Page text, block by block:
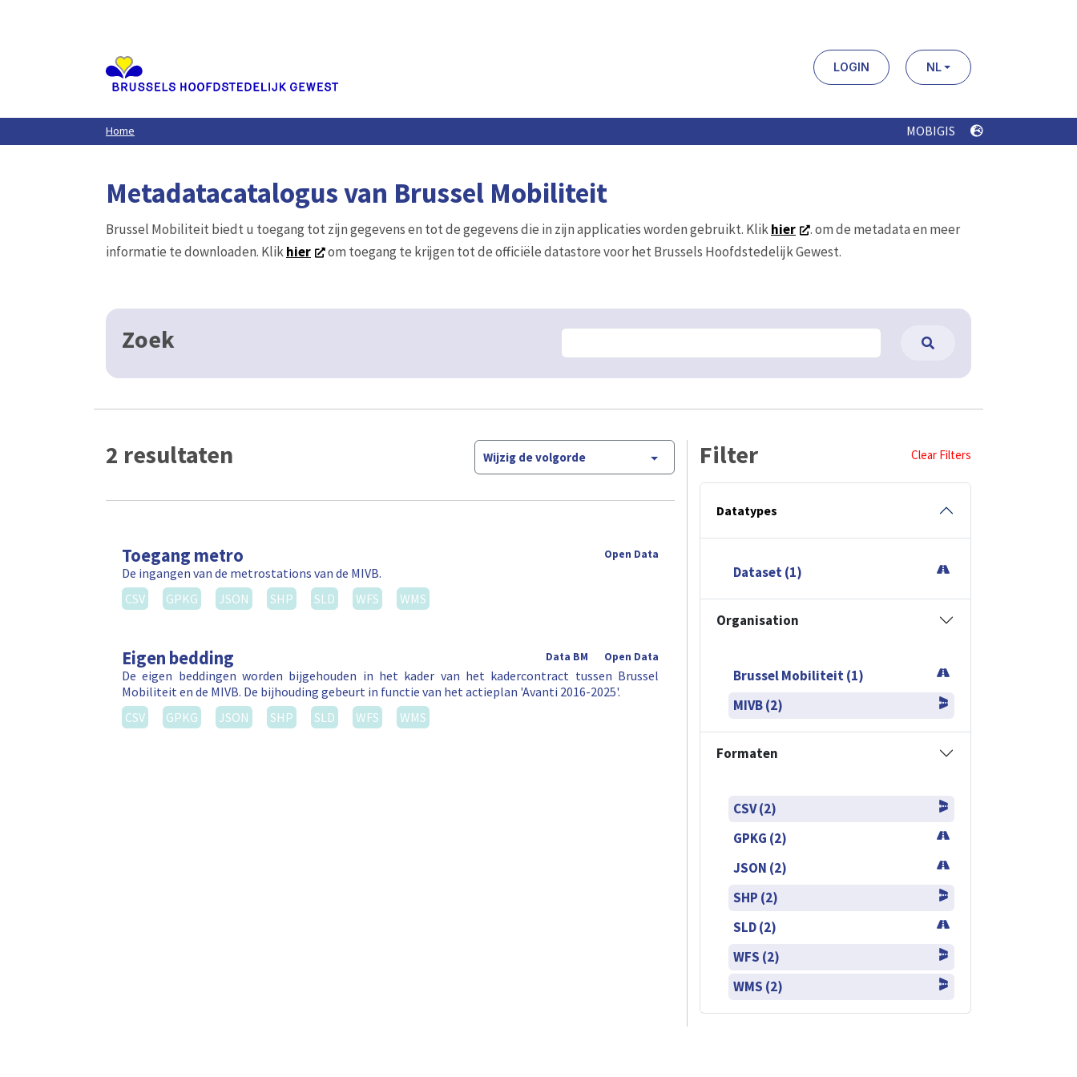
LOGIN NL
Home MOBIGIS
Metadatacatalogus van Brussel Mobiliteit
Brussel Mobiliteit biedt u toegang tot zijn gegevens en tot de gegevens die in zijn applicaties worden gebruikt. Klikhier
. om de metadata en meer
informatie te downloaden. Klikhier om toegang te krijgen tot de officiële datastore voor het Brussels Hoofdstedelijk Gewest.
Zoek
2 resultaten Wijzig de volgorde
Toegang metro Open Data
De ingangen van de metrostations van de MIVB.
CSV
GPKG JSON SHP SLD WFS WMS
Eigen bedding Open Data
Data BM
De eigen beddingen worden bijgehouden in het kader van het kadercontract tussen Brussel
Mobiliteit en de MIVB. De bijhouding gebeurt in functie van het actieplan 'Avanti 2016-2025'.
CSV
GPKG JSON SHP SLD WFS WMS
Filter Clear Filters
Datatypes
Dataset (1)
Organisation
Brussel Mobiliteit (1)
MIVB (2)
Formaten
CSV (2)
GPKG (2)
JSON (2)
SHP (2)
SLD (2)
WFS (2)
WMS (2)